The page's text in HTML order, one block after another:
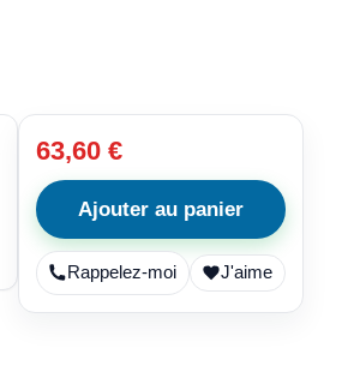
63,60 €
Ajouter au panier
Rappelez-moi J'aime